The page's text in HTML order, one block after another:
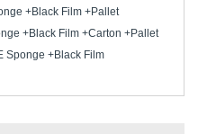
+Black Film +Pallet
+Black Film +Carton +Pallet
Sponge +Black Film